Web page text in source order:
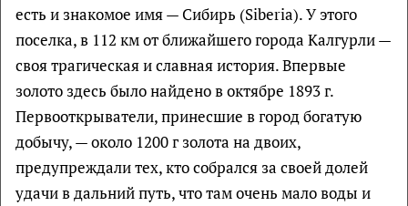
есть и знакомое имя — Сибирь (Siberia). У этого
поселка, в 112 км от ближайшего города Калгурли —
своя трагическая и славная история. Впервые
золото здесь было найдено в октябре 1893 г.
Первооткрыватели, принесшие в город богатую
добычу, — около 1200 г золота на двоих,
предупреждали тех, кто собрался за своей долей
удачи в дальний путь, что там очень мало воды и